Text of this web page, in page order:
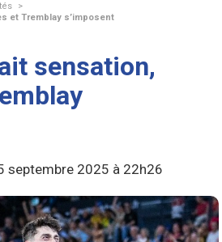
>
et Tremblay s’imposent
sensation,
septembre 2025 à 22h26